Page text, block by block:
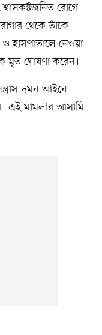
রোগে
থেকে তাঁকে
নেওয়া
মৃত ঘোষণা করেন।
দমন আইনে
এই মামলার আসামি